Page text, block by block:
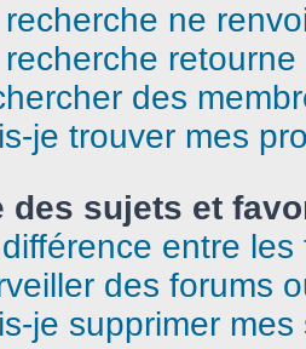
ne
des
je trouver mes
des sujets et
entre
des forums
je supprimer